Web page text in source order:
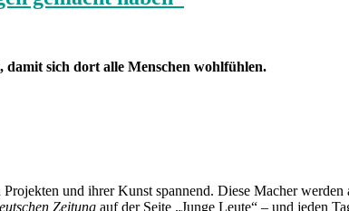
sich dort alle Menschen wohlfühlen.
und ihrer Kunst spannend. Diese Macher werden
Zeitung auf der Seite „Junge Leute“ – und jeden